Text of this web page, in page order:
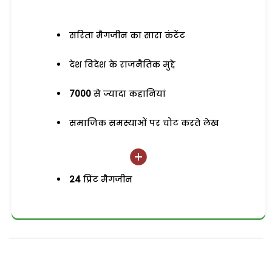
सरिता मैगजीन का सारा कंटेंट
देश विदेश के राजनैतिक मुद्दे
7000 से ज्यादा कहानियां
समाजिक समस्याओं पर चोट करते लेख
24 प्रिंट मैगजीन